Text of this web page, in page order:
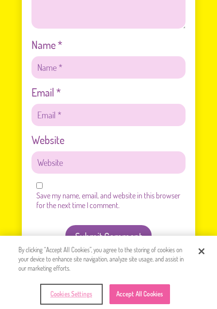
Name*
Email*
Website
Save my name, email, and website in this browser
for the next time I comment.
Submit Comment
By clicking “Accept All Cookies”, you agree to the storing of cookies on
your device to enhance site navigation, analyze site usage, and assist in
our marketing efforts.
Cookies Settings Accept All Cookies